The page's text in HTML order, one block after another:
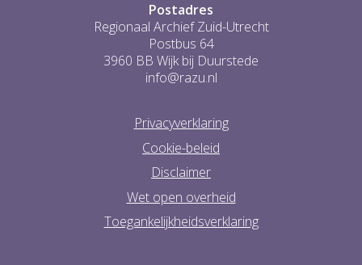
Postadres
Regionaal Archief Zuid-Utrecht
Postbus 64
3960 BB Wijk bij Duurstede
info@razu.nl
Privacyverklaring
Cookie-beleid
Disclaimer
Wet open overheid
Toegankelijkheidsverklaring